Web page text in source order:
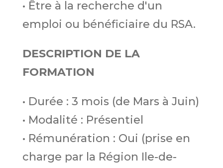
• Être à la recherche d'un
emploi ou bénéficiaire du RSA.
DESCRIPTION DE LA
FORMATION
• Durée : 3 mois (de Mars à Juin)
• Modalité : Présentiel
• Rémunération : Oui (prise en
charge par la Région Ile-de-